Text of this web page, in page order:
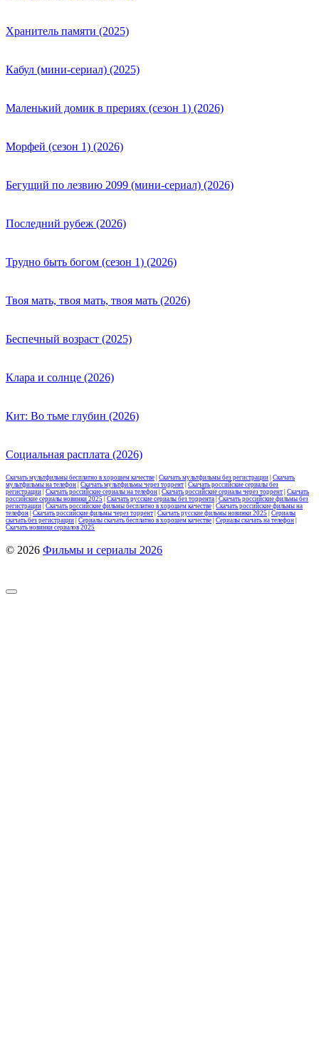
Хранитель памяти (2025)
Кабул (мини-сериал) (2025)
Маленький домик в прериях (сезон 1) (2026)
Морфей (сезон 1) (2026)
Бегущий по лезвию 2099 (мини-сериал) (2026)
Последний рубеж (2026)
Трудно быть богом (сезон 1) (2026)
Твоя мать, твоя мать, твоя мать (2026)
Беспечный возраст (2025)
Клара и солнце (2026)
Кит: Во тьме глубин (2026)
Социальная расплата (2026)
Скачать мультфильмы бесплатно в хорошем качестве Скачать мультфильмы без регистрации Скачать
мультфильмы на телефон Скачать мультфильмы через торрент Скачать российские сериалы без
регистрации Скачать российские сериалы на телефон Скачать российские сериалы через торрент Скачать
российские сериалы новинки 2025
Скачать русские сериалы без торрента Скачать российские фильмы без
регистрации Скачать российские фильмы бесплатно в хорошем качестве Скачать российские фильмы на
телефон Скачать российские фильмы через торрент Скачать русские фильмы новинки 2025
Сериалы
скачать без регистрации Сериалы скачать бесплатно в хорошем качестве Сериалы скачать на телефон
Скачать новинки сериалов 2025
© 2026 Фильмы и сериалы 2026